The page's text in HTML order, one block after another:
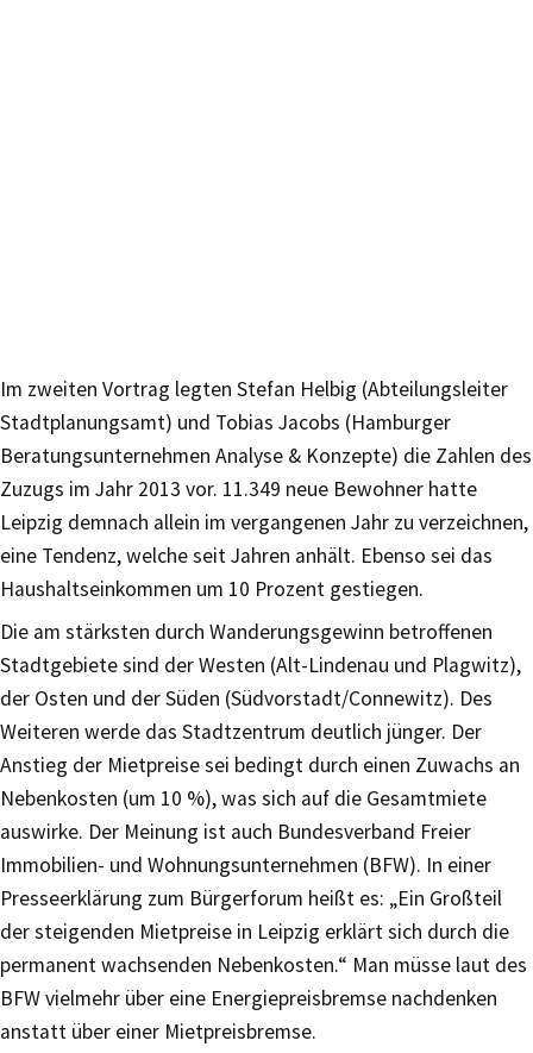
Im zweiten Vortrag legten Stefan Helbig (Abteilungsleiter
Stadtplanungsamt) und Tobias Jacobs (Hamburger
Beratungsunternehmen Analyse & Konzepte) die Zahlen des
Zuzugs im Jahr 2013 vor. 11.349 neue Bewohner hatte
Leipzig demnach allein im vergangenen Jahr zu verzeichnen,
eine Tendenz, welche seit Jahren anhält. Ebenso sei das
Haushaltseinkommen um 10 Prozent gestiegen.
Die am stärksten durch Wanderungsgewinn betroffenen
Stadtgebiete sind der Westen (Alt-Lindenau und Plagwitz),
der Osten und der Süden (Südvorstadt/Connewitz). Des
Weiteren werde das Stadtzentrum deutlich jünger. Der
Anstieg der Mietpreise sei bedingt durch einen Zuwachs an
Nebenkosten (um 10 %), was sich auf die Gesamtmiete
auswirke. Der Meinung ist auch Bundesverband Freier
Immobilien- und Wohnungsunternehmen (BFW). In einer
Presseerklärung zum Bürgerforum heißt es: „Ein Großteil
der steigenden Mietpreise in Leipzig erklärt sich durch die
permanent wachsenden Nebenkosten.“ Man müsse laut des
BFW vielmehr über eine Energiepreisbremse nachdenken
anstatt über einer Mietpreisbremse.